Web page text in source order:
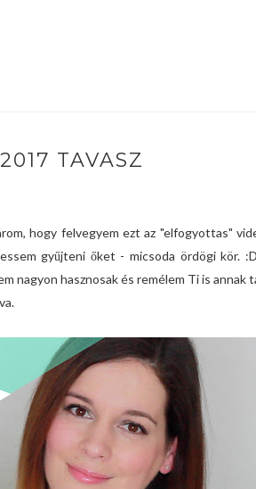
TAVASZ
hogy felvegyem ezt az "elfogyottas"
gyűjteni őket - micsoda ördögi kör.
nagyon hasznosak és remélem Ti is annak